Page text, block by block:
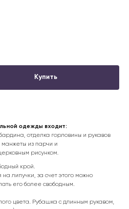
Купить
одежды входит:
отделка горловины и рукавов
манжеты из парчи и
рисунком.
крой.
липучки, за счет этого можно
его более свободным.
цвета. Рубашка с длинным рукавом,